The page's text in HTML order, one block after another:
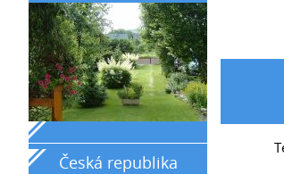
Česká republika